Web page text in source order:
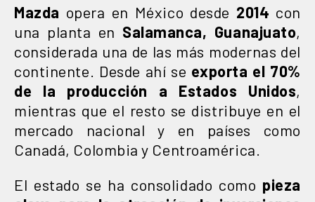
Mazda opera en México desde 2014 con
una planta en Salamanca, Guanajuato,
considerada una de las más modernas del
continente. Desde ahí se exporta el 70%
de la producción a Estados Unidos,
mientras que el resto se distribuye en el
mercado nacional y en países como
Canadá, Colombia y Centroamérica.
El estado se ha consolidado como pieza